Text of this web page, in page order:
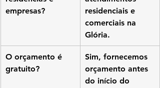
empresas?
residenciais e
comerciais na
Glória.
O orçamento é
gratuito?
Sim, fornecemos
orçamento antes
do início do